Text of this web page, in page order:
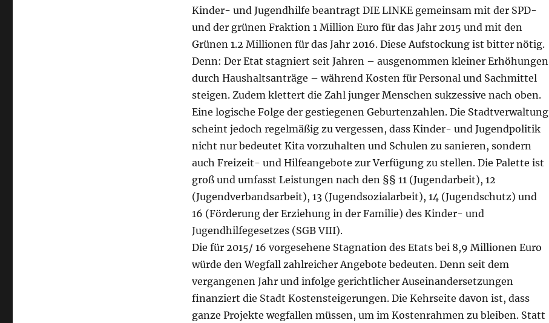
Kinder- und Jugendhilfe beantragt DIE LINKE gemeinsam mit der SPD-
und der grünen Fraktion 1 Million Euro für das Jahr 2015 und mit den
Grünen 1.2 Millionen für das Jahr 2016. Diese Aufstockung ist bitter nötig.
Denn: Der Etat stagniert seit Jahren – ausgenommen kleiner Erhöhungen
durch Haushaltsanträge – während Kosten für Personal und Sachmittel
steigen. Zudem klettert die Zahl junger Menschen sukzessive nach oben.
Eine logische Folge der gestiegenen Geburtenzahlen. Die Stadtverwaltung
scheint jedoch regelmäßig zu vergessen, dass Kinder- und Jugendpolitik
nicht nur bedeutet Kita vorzuhalten und Schulen zu sanieren, sondern
auch Freizeit- und Hilfeangebote zur Verfügung zu stellen. Die Palette ist
groß und umfasst Leistungen nach den §§ 11 (Jugendarbeit), 12
(Jugendverbandsarbeit), 13 (Jugendsozialarbeit), 14 (Jugendschutz) und
16 (Förderung der Erziehung in der Familie) des Kinder- und
Jugendhilfegesetzes (SGB VIII).
Die für 2015/ 16 vorgesehene Stagnation des Etats bei 8,9 Millionen Euro
würde den Wegfall zahlreicher Angebote bedeuten. Denn seit dem
vergangenen Jahr und infolge gerichtlicher Auseinandersetzungen
finanziert die Stadt Kostensteigerungen. Die Kehrseite davon ist, dass
ganze Projekte wegfallen müssen, um im Kostenrahmen zu bleiben. Statt